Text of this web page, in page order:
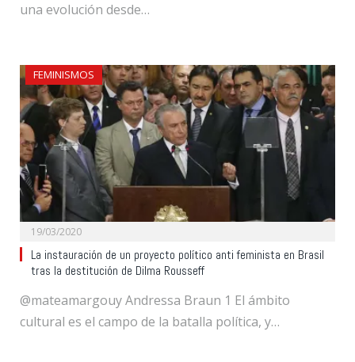
una evolución desde…
FEMINISMOS
19/03/2020
La instauración de un proyecto político anti feminista en Brasil
tras la destitución de Dilma Rousseff
@mateamargouy Andressa Braun 1 El ámbito
cultural es el campo de la batalla política, y…